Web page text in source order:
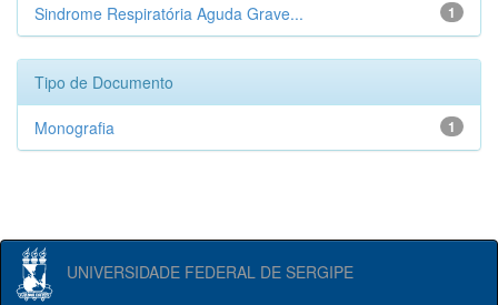
1
Sindrome Respiratória Aguda Grave...
Tipo de Documento
1
Monografia
UNIVERSIDADE FEDERAL DE SERGIPE